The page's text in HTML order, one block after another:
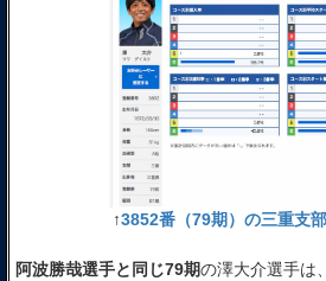
↑3852番（79期）の三重支
阿波勝哉選手と同じ79期の澤大介選手は